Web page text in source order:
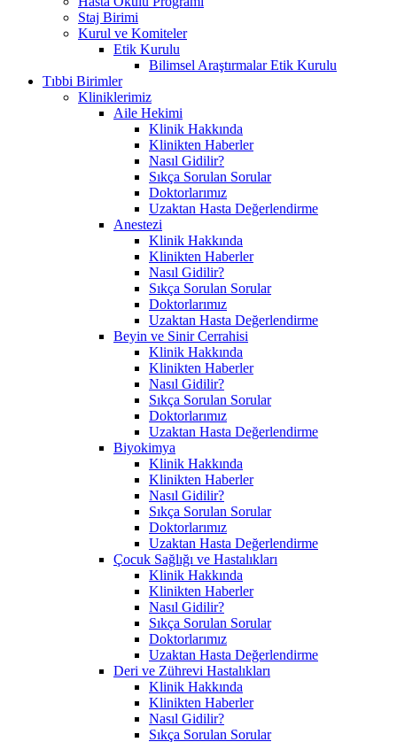
Staj Birimi
Kurul ve Komiteler
Etik Kurulu
Bilimsel Araştırmalar Etik Kurulu
Tıbbi Birimler
Kliniklerimiz
Aile Hekimi
Klinik Hakkında
Klinikten Haberler
Nasıl Gidilir?
Sıkça Sorulan Sorular
Doktorlarımız
Uzaktan Hasta Değerlendirme
Anestezi
Klinik Hakkında
Klinikten Haberler
Nasıl Gidilir?
Sıkça Sorulan Sorular
Doktorlarımız
Uzaktan Hasta Değerlendirme
Beyin ve Sinir Cerrahisi
Klinik Hakkında
Klinikten Haberler
Nasıl Gidilir?
Sıkça Sorulan Sorular
Doktorlarımız
Uzaktan Hasta Değerlendirme
Biyokimya
Klinik Hakkında
Klinikten Haberler
Nasıl Gidilir?
Sıkça Sorulan Sorular
Doktorlarımız
Uzaktan Hasta Değerlendirme
Çocuk Sağlığı ve Hastalıkları
Klinik Hakkında
Klinikten Haberler
Nasıl Gidilir?
Sıkça Sorulan Sorular
Doktorlarımız
Uzaktan Hasta Değerlendirme
Deri ve Zührevi Hastalıkları
Klinik Hakkında
Klinikten Haberler
Nasıl Gidilir?
Sıkça Sorulan Sorular